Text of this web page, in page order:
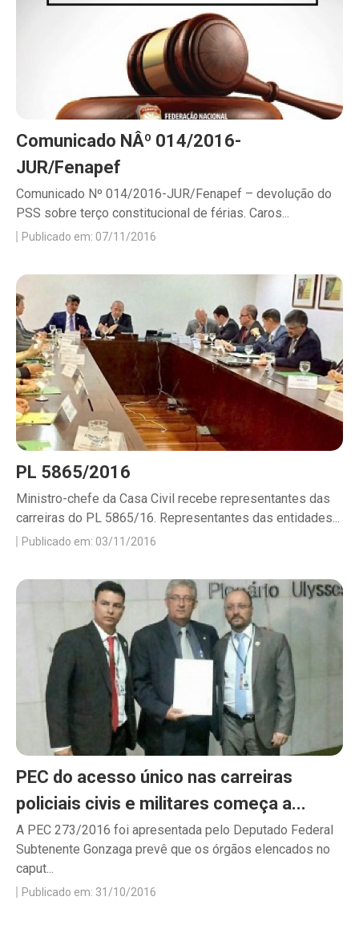
Comunicado NÂº 014/2016-
JUR/Fenapef
Comunicado Nº 014/2016-JUR/Fenapef – devolução do
PSS sobre terço constitucional de férias. Caros...
Publicado em: 07/11/2016
PL 5865/2016
Ministro-chefe da Casa Civil recebe representantes das
carreiras do PL 5865/16. Representantes das entidades...
Publicado em: 03/11/2016
PEC do acesso único nas carreiras
policiais civis e militares começa a...
A PEC 273/2016 foi apresentada pelo Deputado Federal
Subtenente Gonzaga prevê que os órgãos elencados no
caput...
Publicado em: 31/10/2016